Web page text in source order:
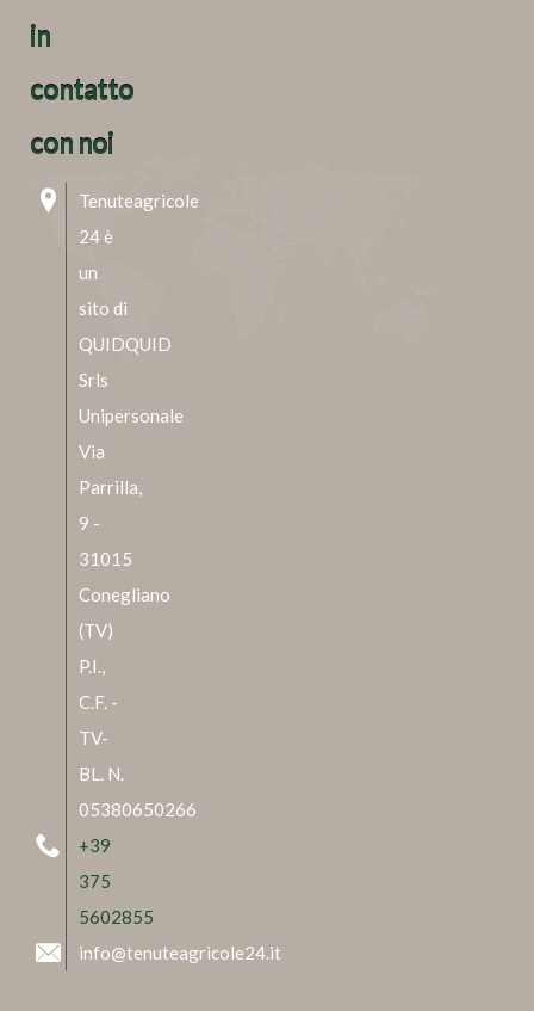
in
contatto
con noi
Tenuteagricole
24 è
un
sito di
QUIDQUID
Srls
Unipersonale
Via
Parrilla,
9 -
31015
Conegliano
(TV)
P.I.,
C.F. -
TV-
BL. N.
05380650266
+39
375
5602855
info@tenuteagricole24.it